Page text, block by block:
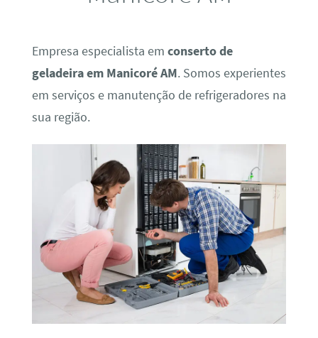
Empresa especialista em conserto de
geladeira em Manicoré AM. Somos experientes
em serviços e manutenção de refrigeradores na
sua região.